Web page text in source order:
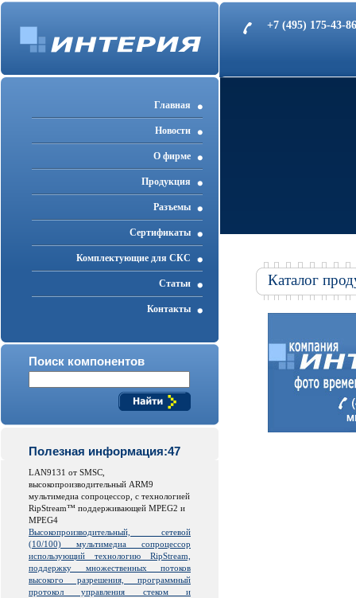
+7 (495) 175-43-
Главная
Новости
О фирме
Продукция
Разъемы
Cертификаты
Комплектующие для СКС
Статьи
Контакты
Поиск компонентов
Полезная информация:47
LAN9131 от SMSC,
высокопроизводительный ARM9
мультимедиа сопроцессор, с технологией
RipStream™ поддерживающей MPEG2 и
MPEG4
Высокопроизводительный, сетевой
(10/100) мультимедиа сопроцессор
использующий технологию RipStream,
поддержку множественных потоков
высокого разрешения, программный
протокол управления стеком и
Каталог